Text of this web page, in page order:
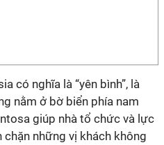
có nghĩa là “yên bình”, là
nằm ở bờ biển phía nam
giúp nhà tổ chức và lực
chặn những vị khách không